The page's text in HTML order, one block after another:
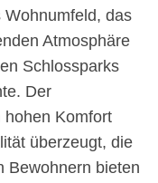
das
Atmosphäre
Schlossparks
Der
hohen Komfort
überzeugt, die
Bewohnern bieten